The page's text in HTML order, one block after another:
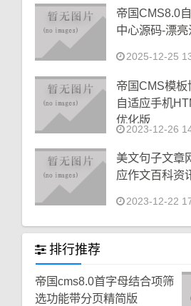
帝国CMS8.0
中心源码-漂
2025-12-25
帝国CMS模板
自适应手机
优化版
2023-12-26
美文句子文章
应作文百科资
2023-12-22
排行推荐
帝国cms8.0首字母结合项筛
选功能带分页精简版